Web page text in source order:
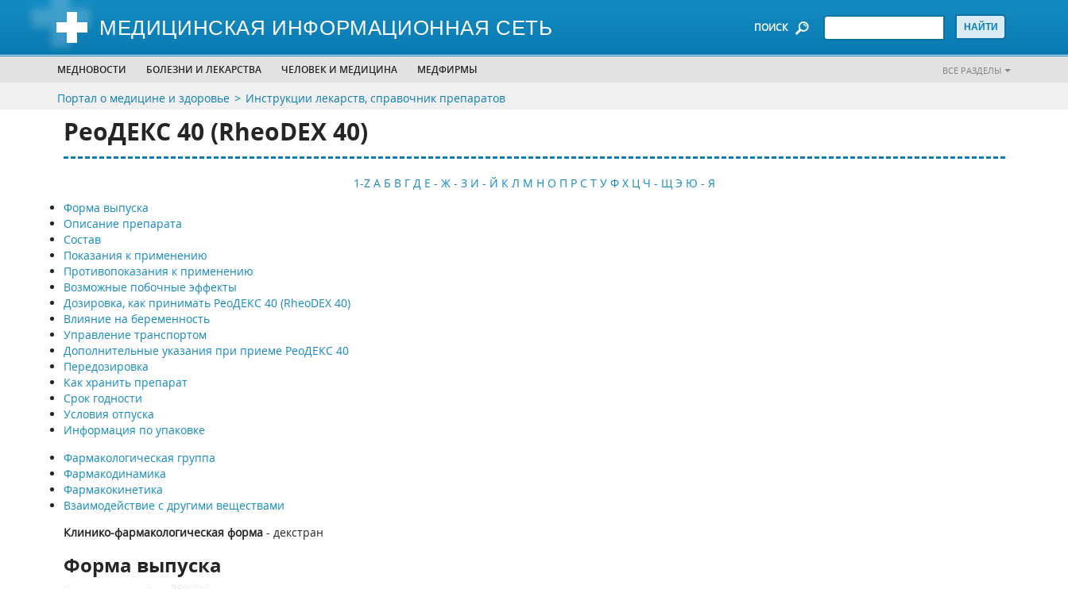
МЕДИЦИНСКАЯ ИНФОРМАЦИОННАЯ СЕТЬ ПОИСК
МЕДНОВОСТИ БОЛЕЗНИ И ЛЕКАРСТВА ЧЕЛОВЕК И МЕДИЦИНА МЕДФИРМЫ ВСЕ РАЗДЕЛЫ
Портал о медицине и здоровье Инструкции лекарств, справочник препаратов
РеоДЕКС 40 (RheoDEX 40)
1-Z А Б В Г Д Е - Ж - З И - Й К Л М Н О П Р С Т У Ф Х Ц Ч - Щ Э Ю - Я
Форма выпуска
Описание препарата
Состав
Показания к применению
Противопоказания к применению
Возможные побочные эффекты
Дозировка, как принимать РеоДЕКС 40 (RheoDEX 40)
Влияние на беременность
Управление транспортом
Дополнительные указания при приеме РеоДЕКС 40
Передозировка
Как хранить препарат
Срок годности
Условия отпуска
Информация по упаковке
Фармакологическая группа
Фармакодинамика
Фармакокинетика
Взаимодействие с другими веществами
Клинико-фармакологическая форма- декстран
Форма выпуска